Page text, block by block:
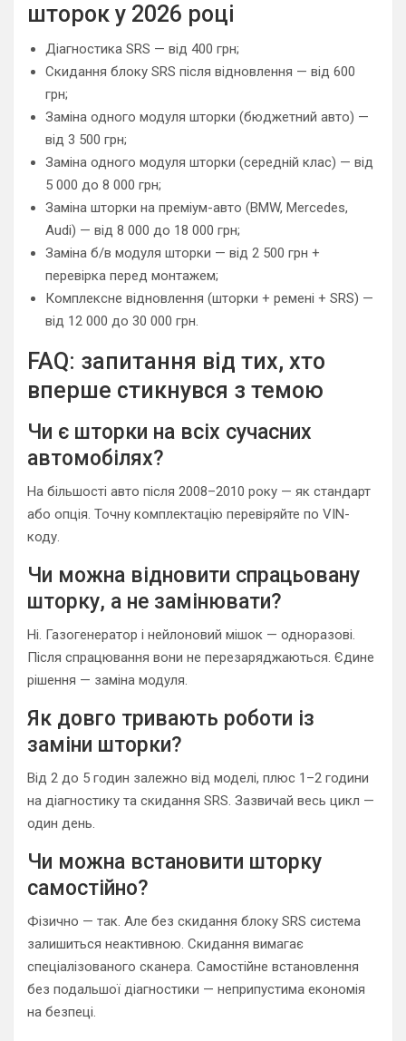
шторок у 2026 році
Діагностика SRS — від 400 грн;
Скидання блоку SRS після відновлення — від 600
грн;
Заміна одного модуля шторки (бюджетний авто) —
від 3 500 грн;
Заміна одного модуля шторки (середній клас) — від
5 000 до 8 000 грн;
Заміна шторки на преміум-авто (BMW, Mercedes,
Audi) — від 8 000 до 18 000 грн;
Заміна б/в модуля шторки — від 2 500 грн +
перевірка перед монтажем;
Комплексне відновлення (шторки + ремені + SRS) —
від 12 000 до 30 000 грн.
FAQ: запитання від тих, хто
вперше стикнувся з темою
Чи є шторки на всіх сучасних
автомобілях?
На більшості авто після 2008–2010 року — як стандарт
або опція. Точну комплектацію перевіряйте по VIN-
коду.
Чи можна відновити спрацьовану
шторку, а не замінювати?
Ні. Газогенератор і нейлоновий мішок — одноразові.
Після спрацювання вони не перезаряджаються. Єдине
рішення — заміна модуля.
Як довго тривають роботи із
заміни шторки?
Від 2 до 5 годин залежно від моделі, плюс 1–2 години
на діагностику та скидання SRS. Зазвичай весь цикл —
один день.
Чи можна встановити шторку
самостійно?
Фізично — так. Але без скидання блоку SRS система
залишиться неактивною. Скидання вимагає
спеціалізованого сканера. Самостійне встановлення
без подальшої діагностики — неприпустима економія
на безпеці.